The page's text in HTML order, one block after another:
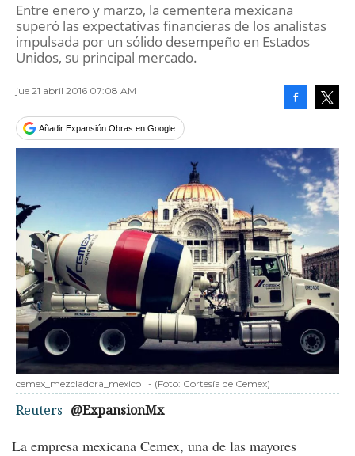
Entre enero y marzo, la cementera mexicana
superó las expectativas financieras de los analistas
impulsada por un sólido desempeño en Estados
Unidos, su principal mercado.
jue 21 abril 2016 07:08 AM
Añadir Expansión Obras en Google
cemex_mezcladora_mexico - (Foto: Cortesía de Cemex)
Reuters @ExpansionMx
La empresa mexicana Cemex, una de las mayores